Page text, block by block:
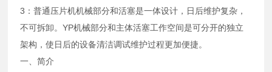
3：普通压片机机械部分和活塞是一体设计，日后维护复杂，
不可拆卸。YP机械部分和主体活塞工作空间是可分开的独立
架构，使日后的设备清洁调试维护过程更加便捷。
一、简介